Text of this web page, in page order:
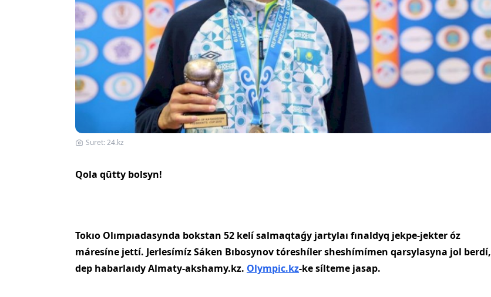
Suret: 24.kz
Qola qūtty bolsyn!
Tokıo Olımpıadasynda bokstan 52 kelí salmaqtaǵy jartylaı fınaldyq jekpe-jekter óz
máresíne jettí. Jerlesímíz Sáken Bıbosynov tóreshíler sheshímímen qarsylasyna jol berdí,
dep habarlaıdy Almaty-akshamy.kz. Olympic.kz-ke sílteme jasap.